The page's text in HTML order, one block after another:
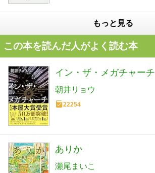
もっと見る
この本を読んだ人がよく読む本
イン・ザ・メガチャーチ
朝井リョウ
22254
ありか
瀬尾まいこ